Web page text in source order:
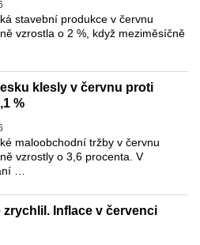
stavební produkce v červnu
vzrostla o 2 %, když meziměsíčně
klesly v červnu proti
%
maloobchodní tržby v červnu
vzrostly o 3,6 procenta. V
…
zrychlil. Inflace v červenci